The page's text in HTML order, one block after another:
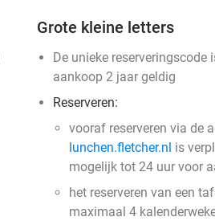
Grote kleine letters
De unieke reserveringscode
aankoop 2 jaar geldig
Reserveren:
vooraf reserveren via de
lunchen.fletcher.nl is
mogelijk tot 24 uur voor
het reserveren van een
maximaal 4